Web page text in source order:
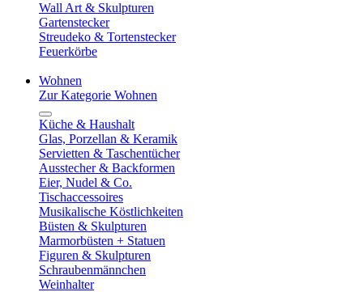
Wall Art & Skulpturen
Gartenstecker
Streudeko & Tortenstecker
Feuerkörbe
Wohnen
Zur Kategorie Wohnen
Küche & Haushalt
Glas, Porzellan & Keramik
Servietten & Taschentücher
Ausstecher & Backformen
Eier, Nudel & Co.
Tischaccessoires
Musikalische Köstlichkeiten
Büsten & Skulpturen
Marmorbüsten + Statuen
Figuren & Skulpturen
Schraubenmännchen
Weinhalter